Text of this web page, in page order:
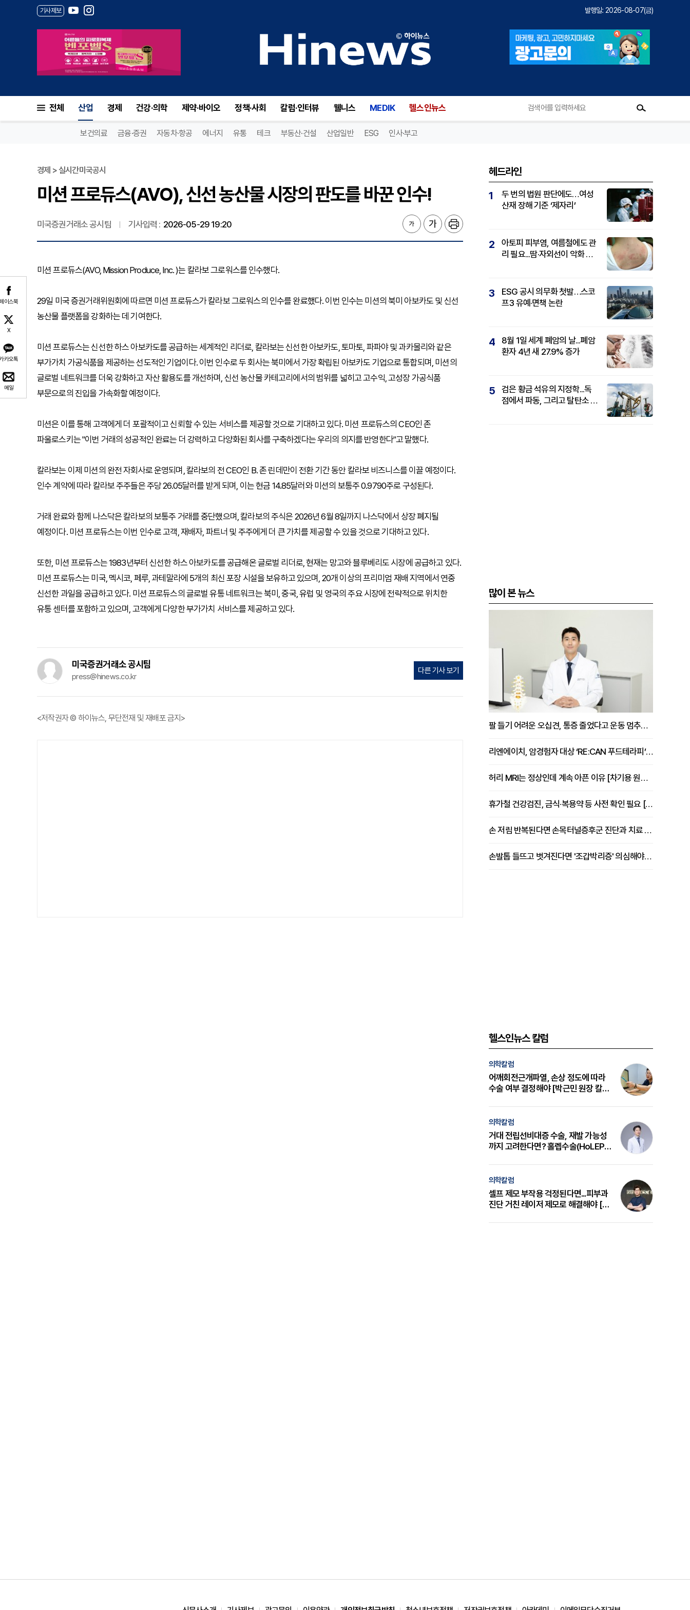
기사제보 발행일: 2026-08-07(금)
전체 산업 경제 건강·의학 제약·바이오 정책·사회 칼럼·인터뷰 웰니스 MEDIK 헬스인뉴스
보건의료 금융·증권 자동차·항공 에너지 유통 테크 부동산·건설 산업일반 ESG 인사·부고
이스북
X
카오톡
메일
경제 > 실시간미국공시
미션 프로듀스(AVO), 신선 농산물 시장의 판도를 바꾼 인수!
미국증권거래소 공시팀 기사입력 : 2026-05-29 19:20
미션 프로듀스(AVO, Mission Produce, Inc. )는 칼라보 그로워스를 인수했다.
29일 미국 증권거래위원회에 따르면 미션 프로듀스가 칼라보 그로워스의 인수를 완료했다. 이번 인수는 미션의 북미 아보카도 및 신선
농산물 플랫폼을 강화하는 데 기여한다.
미션 프로듀스는 신선한 하스 아보카도를 공급하는 세계적인 리더로, 칼라보는 신선한 아보카도, 토마토, 파파야 및 과카몰리와 같은
부가가치 가공식품을 제공하는 선도적인 기업이다. 이번 인수로 두 회사는 북미에서 가장 확립된 아보카도 기업으로 통합되며, 미션의
글로벌 네트워크를 더욱 강화하고 자산 활용도를 개선하며, 신선 농산물 카테고리에서의 범위를 넓히고 고수익, 고성장 가공식품
부문으로의 진입을 가속화할 예정이다.
미션은 이를 통해 고객에게 더 포괄적이고 신뢰할 수 있는 서비스를 제공할 것으로 기대하고 있다. 미션 프로듀스의 CEO인 존
파울로스키는 "이번 거래의 성공적인 완료는 더 강력하고 다양화된 회사를 구축하겠다는 우리의 의지를 반영한다"고 말했다.
칼라보는 이제 미션의 완전 자회사로 운영되며, 칼라보의 전 CEO인 B. 존 린데만이 전환 기간 동안 칼라보 비즈니스를 이끌 예정이다.
인수 계약에 따라 칼라보 주주들은 주당 26.05달러를 받게 되며, 이는 현금 14.85달러와 미션의 보통주 0.9790주로 구성된다.
거래 완료와 함께 나스닥은 칼라보의 보통주 거래를 중단했으며, 칼라보의 주식은 2026년 6월 8일까지 나스닥에서 상장 폐지될
예정이다. 미션 프로듀스는 이번 인수로 고객, 재배자, 파트너 및 주주에게 더 큰 가치를 제공할 수 있을 것으로 기대하고 있다.
또한, 미션 프로듀스는 1983년부터 신선한 하스 아보카도를 공급해온 글로벌 리더로, 현재는 망고와 블루베리도 시장에 공급하고 있다.
미션 프로듀스는 미국, 멕시코, 페루, 과테말라에 5개의 최신 포장 시설을 보유하고 있으며, 20개 이상의 프리미엄 재배 지역에서 연중
신선한 과일을 공급하고 있다. 미션 프로듀스의 글로벌 유통 네트워크는 북미, 중국, 유럽 및 영국의 주요 시장에 전략적으로 위치한
유통 센터를 포함하고 있으며, 고객에게 다양한 부가가치 서비스를 제공하고 있다.
미국증권거래소 공시팀
press@hinews.co.kr
다른 기사 보기
<저작권자 © 하이뉴스, 무단전재 및 재배포 금지>
헤드라인
1
두 번의 법원 판단에도…여성
산재 장해 기준 ‘제자리’
2
아토피 피부염, 여름철에도 관
리 필요...땀·자외선이 악화 요
3
ESG 공시 의무화 첫발…스코
프3 유예·면책 논란
4
8월 1일 세계 폐암의 날...폐암
환자 4년 새 27.9% 증가
5
검은 황금 석유의 지정학...독
점에서 파동, 그리고 탈탄소 패
많이 본 뉴스
팔 들기 어려운 오십견, 통증 줄었다고 운동 멈추면 안 되는 이유 [이병욱 원장 칼럼]
리엔에이치, 암경험자 대상 ‘RE:CAN 푸드테라피’ 운영
허리 MRI는 정상인데 계속 아픈 이유 [차기용 원장 칼럼]
휴가철 건강검진, 금식·복용약 등 사전 확인 필요 [정도감 원장 칼럼]
손 저림 반복된다면 손목터널증후군 진단과 치료 시기 살펴야 [김동현 원장 칼럼]
손발톱 들뜨고 벗겨진다면 '조갑박리증' 의심해야 [김철윤 원장 칼럼]
헬스인뉴스 칼럼
의학칼럼
어깨회전근개파열, 손상 정도에 따라
수술 여부 결정해야 [박근민 원장 칼
의학칼럼
거대 전립선비대증 수술, 재발 가능성
까지 고려한다면? 홀렙수술(HoLEP)
의학칼럼
셀프 제모 부작용 걱정된다면...피부과
진단 거친 레이저 제모로 해결해야 [변